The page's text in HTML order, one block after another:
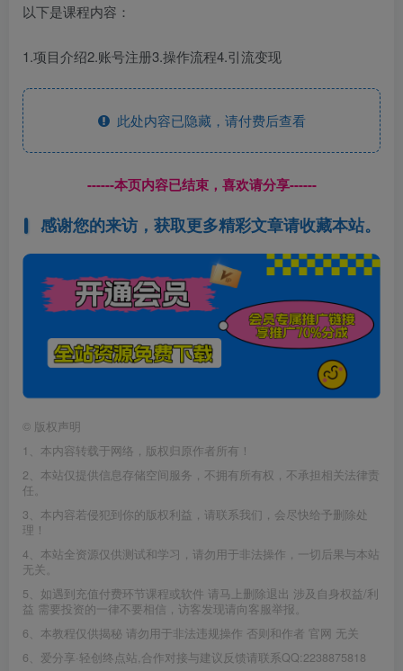
以下是课程内容：
1.项目介绍2.账号注册3.操作流程4.引流变现
此处内容已隐藏，请付费后查看
------本页内容已结束，喜欢请分享------
感谢您的来访，获取更多精彩文章请收藏本站。
© 版权声明
1、本内容转载于网络，版权归原作者所有！
2、本站仅提供信息存储空间服务，不拥有所有权，不承担相关法律责
任。
3、本内容若侵犯到你的版权利益，请联系我们，会尽快给予删除处
理！
4、本站全资源仅供测试和学习，请勿用于非法操作，一切后果与本站
无关。
5、如遇到充值付费环节课程或软件 请马上删除退出 涉及自身权益/利
益 需要投资的一律不要相信，访客发现请向客服举报。
6、本教程仅供揭秘 请勿用于非法违规操作 否则和作者 官网 无关
6、爱分享·轻创终点站,合作对接与建议反馈请联系QQ:2238875818